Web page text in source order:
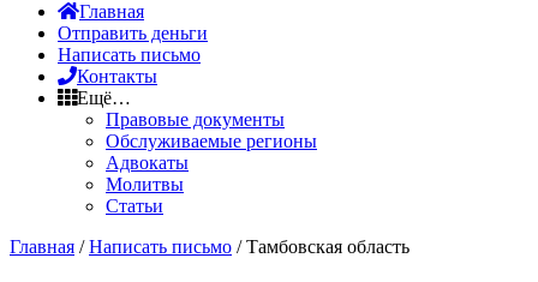
Главная
Отправить деньги
Написать письмо
Контакты
Ещё…
Правовые документы
Обслуживаемые регионы
Адвокаты
Молитвы
Статьи
Главная /Написать письмо / Тамбовская область